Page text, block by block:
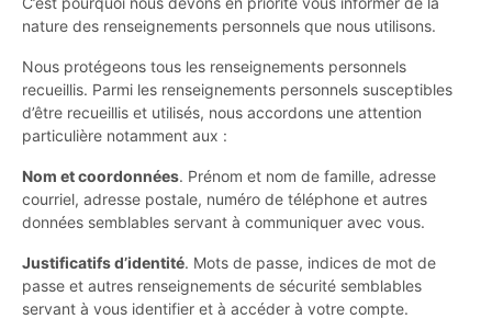
nature des renseignements personnels que nous utilisons.
Nous protégeons tous les renseignements personnels
recueillis. Parmi les renseignements personnels susceptibles
d’être recueillis et utilisés, nous accordons une attention
particulière notamment aux :
Nom et coordonnées. Prénom et nom de famille, adresse
courriel, adresse postale, numéro de téléphone et autres
données semblables servant à communiquer avec vous.
Justificatifs d’identité. Mots de passe, indices de mot de
passe et autres renseignements de sécurité semblables
servant à vous identifier et à accéder à votre compte.